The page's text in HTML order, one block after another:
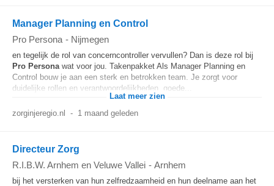
Manager Planning en Control
Pro Persona - Nijmegen
en tegelijk de rol van concerncontroller vervullen? Dan is deze rol bij
Pro Personawat voor jou. Takenpakket Als Manager Planning en
Control bouw je aan een sterk en betrokken team. Je zorgt voor
duidelijke rollen en verantwoordelijkheden, goede...
Laat meer zien
zorginjeregio.nl - 1 maand geleden
Directeur Zorg
R.I.B.W. Arnhem en Veluwe Vallei - Arnhem
bij het versterken van hun zelfredzaamheid en hun deelname aan het